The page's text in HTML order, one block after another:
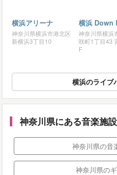
横浜アリーナ
神奈川県横浜市港北区
新横浜3丁目10
横浜 Down
神奈川県横浜
咲町1丁目43
F
横浜のライブ
神奈川県にある音楽施設
神奈川県の音
神奈川県の